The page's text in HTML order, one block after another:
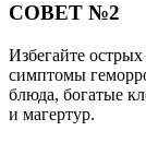
СОВЕТ №2
Избегайте
симптомы
блюда, богатые
и магертур.